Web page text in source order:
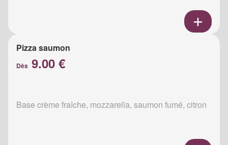
Pizza saumon
Dès 9.00 €
Base crème fraîche, mozzarella, saumon fumé, citron